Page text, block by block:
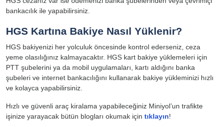
bankacılık ile yapabilirsiniz.
HGS Kartına Bakiye Nasıl Yüklenir?
HGS bakiyenizi her yolculuk öncesinde kontrol ederseniz, ceza
yeme olasılığınız kalmayacaktır. HGS kart bakiye yüklemeleri için
PTT şubelerini ya da mobil uygulamaları, kartı aldığını banka
şubeleri ve internet bankacılığını kullanarak bakiye yükleminizi hızlı
ve kolayca yapabilirsiniz.
Hızlı ve güvenli araç kiralama yapabileceğiniz Miniyol’un trafikte
işinize yarayacak bütün blogları okumak için tıklayın!